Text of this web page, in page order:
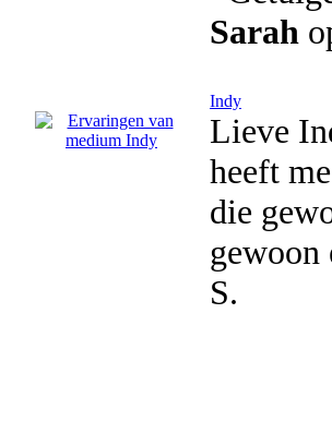
Sarah
Indy
Lieve
heeft
die
gewoon
S.